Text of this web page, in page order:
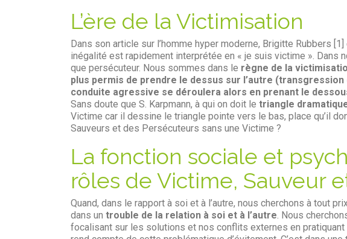
L’ère de la Victimisation
Dans son article sur l’homme hyper moderne, Brigitte Rubbers
inégalité est rapidement interprétée en « je suis victime ». Dans
que persécuteur. Nous sommes dans le règne de la
plus permis de prendre le dessus sur l’autre
conduite agressive se déroulera alors en prenant le
Sans doute que S. Karpmann, à qui on doit le triangle
Victime car il dessine le triangle pointe vers le bas, place qu’il
Sauveurs et des Persécuteurs sans une Victime ?
La fonction sociale et
rôles de Victime, Sauveur
Quand, dans le rapport à soi et à l’autre, nous cherchons à tout
dans un trouble de la relation à soi et à l’autre. Nous
focalisant sur les solutions et nos conflits externes en pratiquant